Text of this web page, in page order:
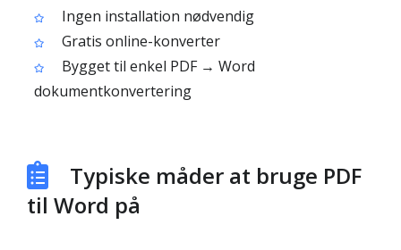
Ingen installation nødvendig
Gratis online-konverter
Bygget til enkel PDF → Word
dokumentkonvertering
Typiske måder at bruge PDF
til Word på